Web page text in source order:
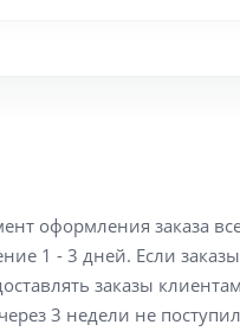
оформления заказа
1 - 3 дней. Если
заказы
3 недели не